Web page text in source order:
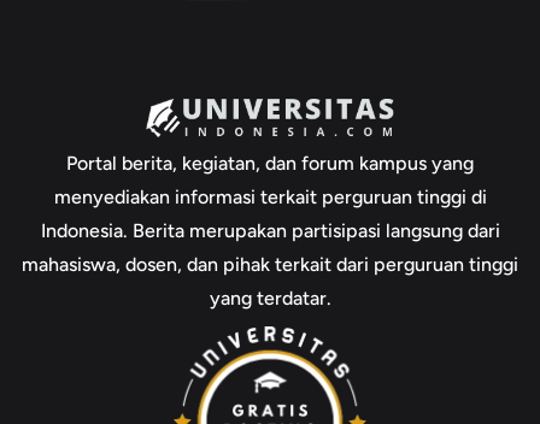
Portal berita, kegiatan, dan forum kampus yang
menyediakan informasi terkait perguruan tinggi di
Indonesia. Berita merupakan partisipasi langsung dari
mahasiswa, dosen, dan pihak terkait dari perguruan tinggi
yang terdatar.